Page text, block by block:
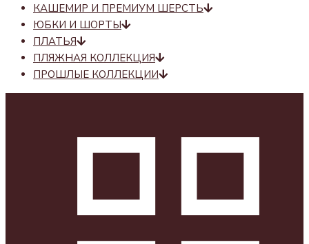
КАШЕМИР И ПРЕМИУМ ШЕРСТЬ
ЮБКИ И ШОРТЫ
ПЛАТЬЯ
ПЛЯЖНАЯ КОЛЛЕКЦИЯ
ПРОШЛЫЕ КОЛЛЕКЦИИ